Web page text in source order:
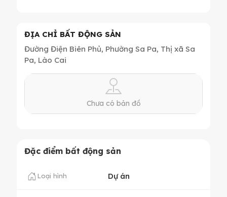
ĐỊA CHỈ BẤT ĐỘNG SẢN
Đường Điện Biên Phủ, Phường Sa Pa, Thị xã Sa
Pa, Lào Cai
Chưa có bản đồ
Đặc điểm bất động sản
Loại hình Dự án